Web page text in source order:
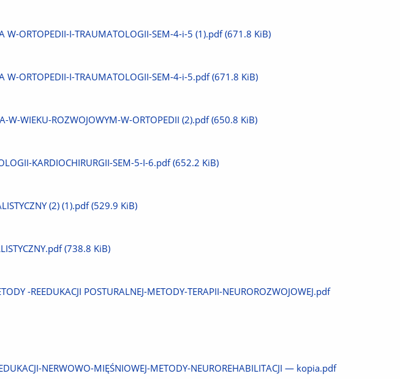
W-ORTOPEDII-I-TRAUMATOLOGII-SEM-4-i-5 (1).pdf (671.8 KiB)
W-ORTOPEDII-I-TRAUMATOLOGII-SEM-4-i-5.pdf (671.8 KiB)
W-WIEKU-ROZWOJOWYM-W-ORTOPEDII (2).pdf (650.8 KiB)
KARDIOCHIRURGII-SEM-5-I-6.pdf (652.2 KiB)
(2) (1).pdf (529.9 KiB)
(738.8 KiB)
-REEDUKACJI POSTURALNEJ-METODY-TERAPII-NEUROROZWOJOWEJ.pdf
NERWOWO-MIĘŚNIOWEJ-METODY-NEUROREHABILITACJI — kopia.pdf